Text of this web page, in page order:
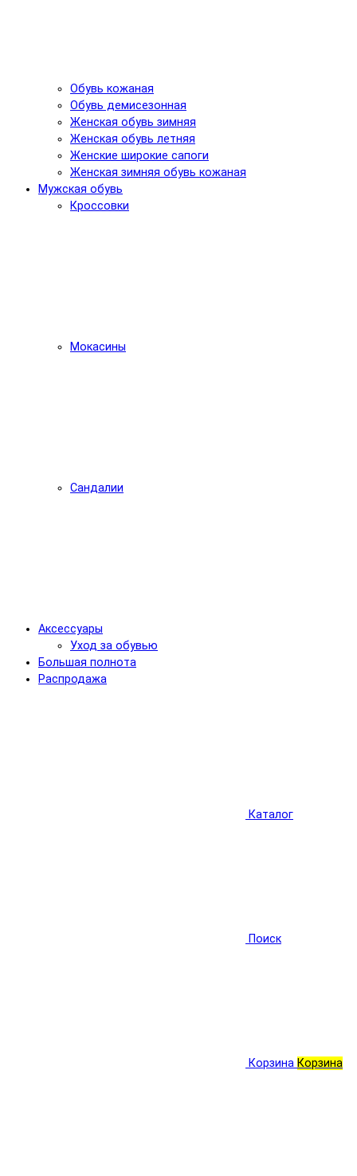
Обувь кожаная
Обувь демисезонная
Женская обувь зимняя
Женская обувь летняя
Женские широкие сапоги
Женская зимняя обувь кожаная
Мужская обувь
Кроссовки
Мокасины
Сандалии
Аксессуары
Уход за обувью
Большая полнота
Распродажа
Каталог
Поиск
Корзина Корзина